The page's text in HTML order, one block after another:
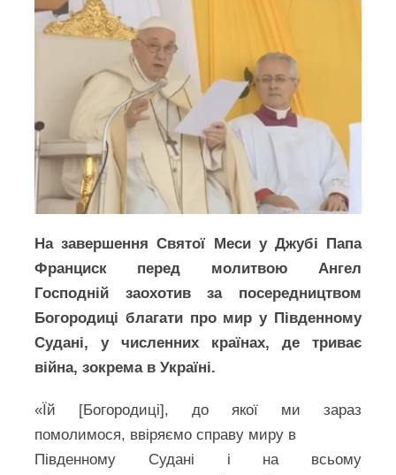
На завершення Святої Меси у Джубі Папа
Франциск перед молитвою Ангел
Господній заохотив за посередництвом
Богородиці благати про мир у Південному
Судані, у численних країнах, де триває
війна, зокрема в Україні.
«Їй [Богородиці], до якої ми зараз
помолимося, ввіряємо справу миру в
Південному Судані і на всьому